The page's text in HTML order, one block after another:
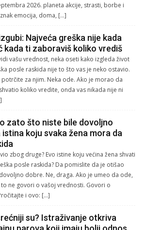
2026. planeta akcije, strasti, borbe i
emocija, doma, […]
Najveća greška nije kada
kada ti zaboraviš koliko vrediš
vašu vrednost, neka oseti kako izgleda život
posle raskida nije to što vas je neko ostavio.
potrčite za njim. Neka ode. Ako je morao da
koliko vredite, onda vas nikada nije ni
zato što niste bile dovoljno
koju svaka žena mora da
zbog druge? Evo istine koju većina žena shvati
posle raskida? Da pomislite da je otišao
dobre. Ne, draga. Ako je umeo da ode,
ne govori o vašoj vrednosti. Govori o
i ovo: […]
su? Istraživanje otkriva